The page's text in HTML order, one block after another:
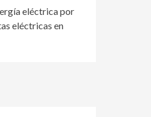
eléctrica por
eléctricas en